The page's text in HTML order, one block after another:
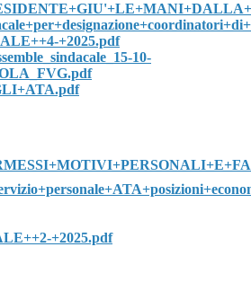
+2025.pdf
10-
+2025.pdf